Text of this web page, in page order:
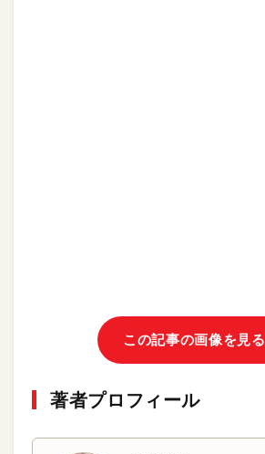
この記事の画像を見る
著者プロフィール